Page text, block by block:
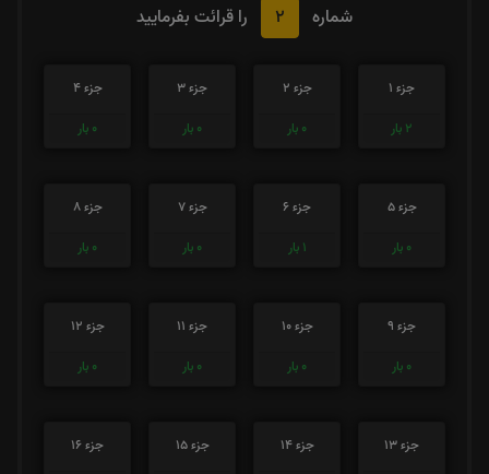
شماره
2 را قرائت بفرمایید
جزء 1
2 بار
جزء 2
0 بار
جزء 3
0 بار
جزء 4
0 بار
جزء 5
0 بار
جزء 6
1 بار
جزء 7
0 بار
جزء 8
0 بار
جزء 9
0 بار
جزء 10
0 بار
جزء 11
0 بار
جزء 12
0 بار
جزء 13
جزء 14
جزء 15
جزء 16